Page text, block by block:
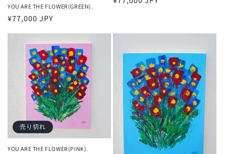
YOU ARE THE FLOWER(GREEN).
通
¥77,000 JPY
格
売り切れ
YOU ARE THE FLOWER(PINK).